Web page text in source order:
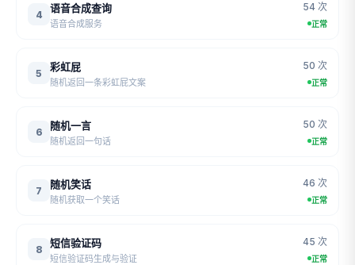
4
语音合成查询
语音合成服务
54 次
正常
5
彩虹屁
随机返回一条彩虹屁文案
50 次
正常
6
随机一言
随机返回一句话
50 次
正常
7
随机笑话
随机获取一个笑话
46 次
正常
8
短信验证码
短信验证码生成与验证
45 次
正常